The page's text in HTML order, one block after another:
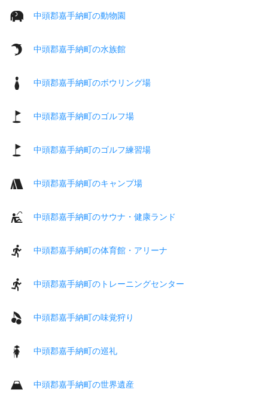
中頭郡嘉手納町の動物園
中頭郡嘉手納町の水族館
中頭郡嘉手納町のボウリング場
中頭郡嘉手納町のゴルフ場
中頭郡嘉手納町のゴルフ練習場
中頭郡嘉手納町のキャンプ場
中頭郡嘉手納町のサウナ・健康ランド
中頭郡嘉手納町の体育館・アリーナ
中頭郡嘉手納町のトレーニングセンター
中頭郡嘉手納町の味覚狩り
中頭郡嘉手納町の巡礼
中頭郡嘉手納町の世界遺産